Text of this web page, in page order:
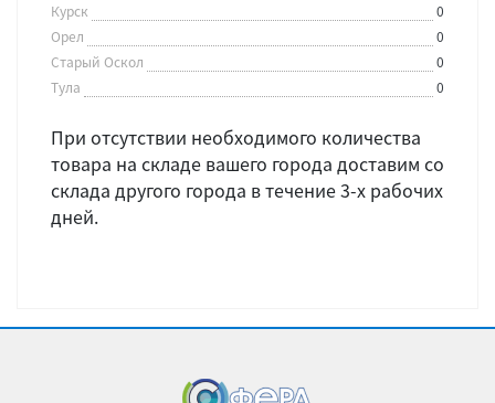
Курск
0
Орел
0
Старый Оскол
0
Тула
0
При отсутствии необходимого количества
товара на складе вашего города доставим со
склада другого города в течение 3-х рабочих
дней.